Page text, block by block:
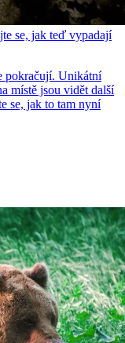
se, jak teď vypadají
pokračují. Unikátní
místě jsou vidět další
se, jak to tam nyní